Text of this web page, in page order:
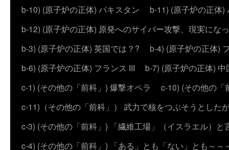
b-10) (原子炉の正体) パキスタン
b-11) (原子炉の正体)
b-12) (原子炉の正体) 原発へのサイバー攻撃、現実にな
b-3) (原子炉の正体) 英国では？?
b-4) (原子炉の正体)
b-6) (原子炉の正体) フランス III
b-7) (原子炉の正体) 中
c-1) (その他の「前科」) 爆撃オペラ
c-10) (その他の「
c-11)（その他の「前科」） 武力で核をつぶそうとした
c-3) (その他の「前科」) 「繊維工場」（イスラエル）と
c-4) (その他の「前科」) 「ある」とも「ない」とも～～